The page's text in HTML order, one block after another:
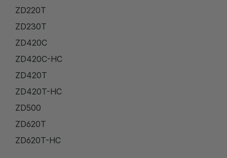
ZD220T
ZD230T
ZD420C
ZD420C-HC
ZD420T
ZD420T-HC
ZD500
ZD620T
ZD620T-HC